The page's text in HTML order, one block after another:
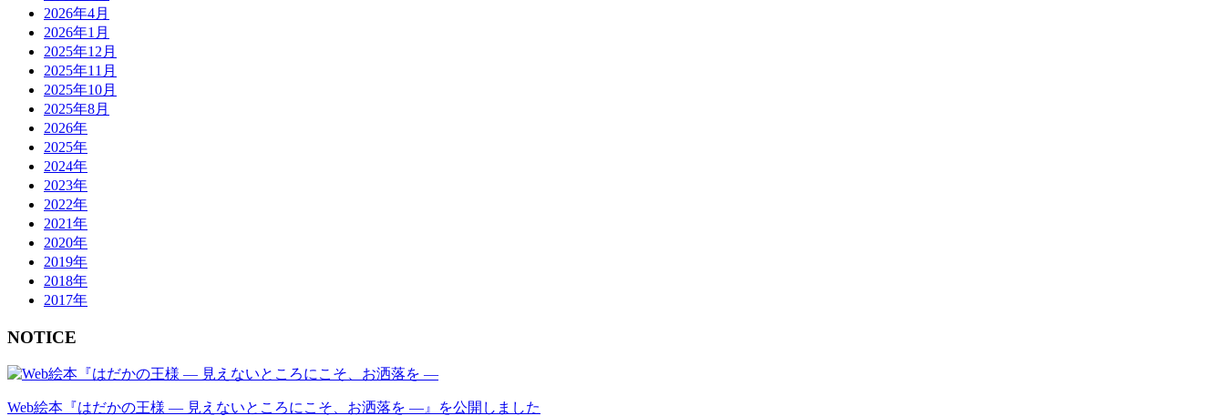
2026年4月
2026年1月
2025年12月
2025年11月
2025年10月
2025年8月
2026年
2025年
2024年
2023年
2022年
2021年
2020年
2019年
2018年
2017年
NOTICE
Web絵本『はだかの王様 ― 見えないところにこそ、お洒落を ―』を公開しました